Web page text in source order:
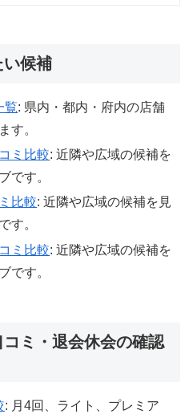
い候補
覧: 県内・都内・府内の店舗
す。
ミ比較: 近隣や広域の候補を
です。
比較: 近隣や広域の候補を見
す。
ミ比較: 近隣や広域の候補を
です。
ミ・退会休会の確認
: 月4回、ライト、プレミア